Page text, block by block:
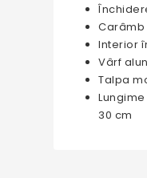
Interior
Vârf
Talpa
30 cm